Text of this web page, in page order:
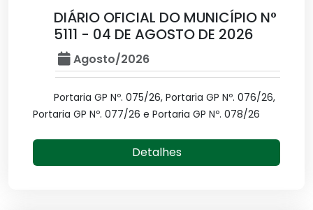
DIÁRIO OFICIAL DO MUNICÍPIO N°
5111 - 04 DE AGOSTO DE 2026
Agosto/2026
Portaria GP Nº. 075/26, Portaria GP Nº. 076/26,
Portaria GP Nº. 077/26 e Portaria GP Nº. 078/26
Detalhes